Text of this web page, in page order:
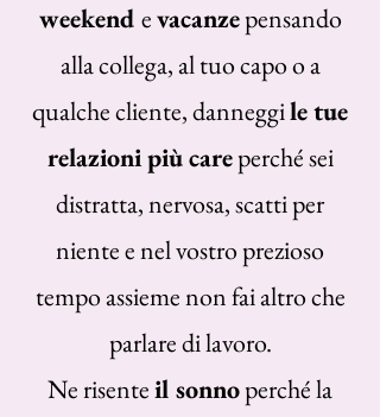
weekend evacanzepensando
alla collega, al tuo capo o a
qualche cliente, danneggile tue
relazioni più careperché sei
distratta, nervosa, scatti per
niente e nel vostro prezioso
tempo assieme non fai altro che
parlare di lavoro.
Ne risenteil sonnoperché la